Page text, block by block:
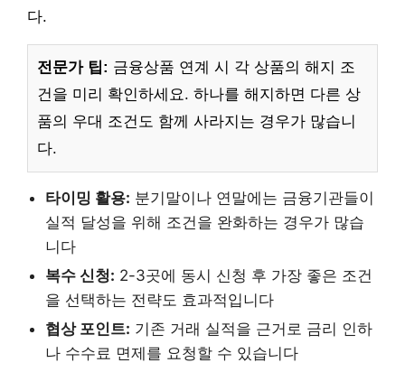
다.
전문가 팁: 금융상품 연계 시 각 상품의 해지 조
건을 미리 확인하세요. 하나를 해지하면 다른 상
품의 우대 조건도 함께 사라지는 경우가 많습니
다.
타이밍 활용: 분기말이나 연말에는 금융기관들이
실적 달성을 위해 조건을 완화하는 경우가 많습
니다
복수 신청: 2-3곳에 동시 신청 후 가장 좋은 조건
을 선택하는 전략도 효과적입니다
협상 포인트: 기존 거래 실적을 근거로 금리 인하
나 수수료 면제를 요청할 수 있습니다